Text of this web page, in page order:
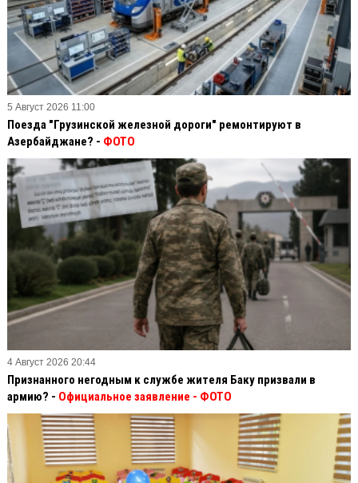
5 Август 2026 11:00
Поезда "Грузинской железной дороги" ремонтируют в
Азербайджане? - ФОТО
4 Август 2026 20:44
Признанного негодным к службе жителя Баку призвали в
армию? - Официальное заявление - ФОТО